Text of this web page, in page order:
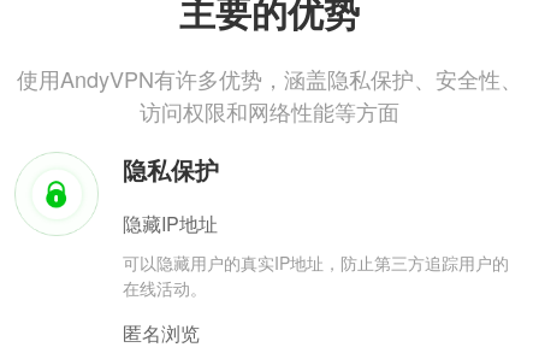
主要的优势
使用AndyVPN有许多优势，涵盖隐私保护、安全性、
访问权限和网络性能等方面
隐私保护
隐藏IP地址
可以隐藏用户的真实IP地址，防止第三方追踪用户的
在线活动。
匿名浏览